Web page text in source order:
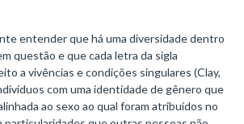
entender que há uma diversidade dentro
questão e que cada letra da sigla
a vivências e condições singulares (Clay,
com uma identidade de gênero que
ao sexo ao qual foram atribuídos no